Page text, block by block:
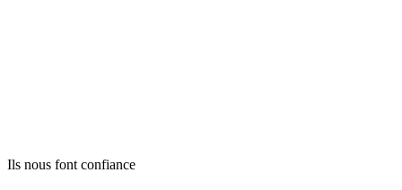
Ils nous font confiance